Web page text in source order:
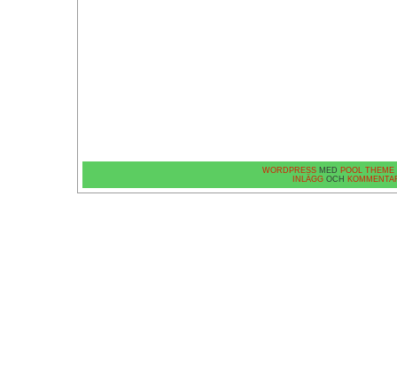
WORDPRESS MED POOL THEME
INLÄGGOCH